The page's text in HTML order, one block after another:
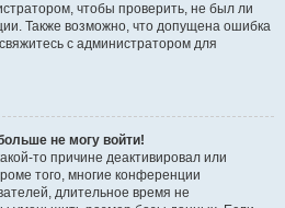
чтобы проверить, не был ли
Также возможно, что допущена ошибка
с администратором для
не могу войти!
то причине деактивировал или
того, многие конференции
длительное время не